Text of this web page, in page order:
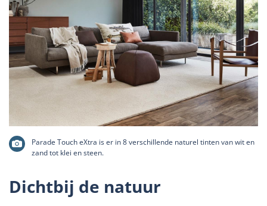
Parade Touch eXtra is er in 8 verschillende naturel tinten van wit en
zand tot klei en steen.
Dichtbij de natuur